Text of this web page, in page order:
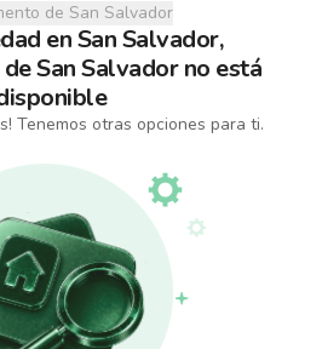
de San Salvador
enSan Salvador,
San Salvador no está
Tenemos otras opciones para ti.